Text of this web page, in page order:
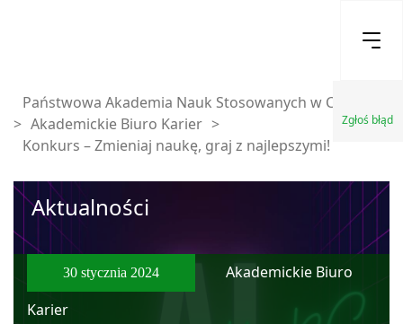
Zgłoś błąd
Państwowa Akademia Nauk Stosowanych w Chełmie
> Akademickie Biuro Karier >
Konkurs – Zmieniaj naukę, graj z najlepszymi!
Aktualności
30 stycznia 2024
Akademickie Biuro
Karier